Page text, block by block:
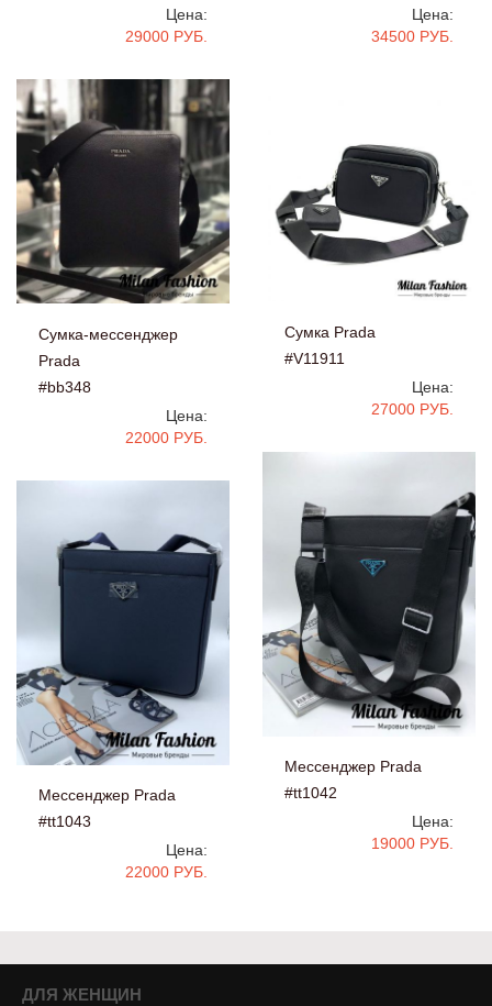
Цена:
29000 РУБ.
Цена:
34500 РУБ.
Сумка-мессенджер
Prada
#bb348
Цена:
22000 РУБ.
Сумка Prada
#V11911
Цена:
27000 РУБ.
Мессенджер Prada
#tt1042
Цена:
19000 РУБ.
Мессенджер Prada
#tt1043
Цена:
22000 РУБ.
ДЛЯ ЖЕНЩИН